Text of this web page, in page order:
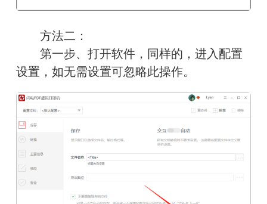
方法二：
第一步、打开软件，同样的，进入配置
设置，如无需设置可忽略此操作。